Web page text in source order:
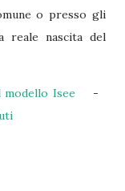
o presso gli
reale nascita del
modello Isee -